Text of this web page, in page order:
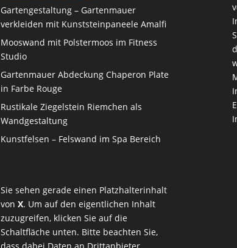
Gartengestaltung – Gartenmauer
verkleiden mit Kunststeinpaneele Amalfi
Mooswand mit Polstermoos im Fitness
Studio
Gartenmauer Abdeckung Chaperon Plate
in Farbe Rouge
Rustikale Ziegelstein Riemchen als
Wandgestaltung
Kunstfelsen – Felswand im Spa Bereich
Sie sehen gerade einen Platzhalterinhalt
von X. Um auf den eigentlichen Inhalt
zuzugreifen, klicken Sie auf die
Schaltfläche unten. Bitte beachten Sie,
dass dabei Daten an Drittanbieter